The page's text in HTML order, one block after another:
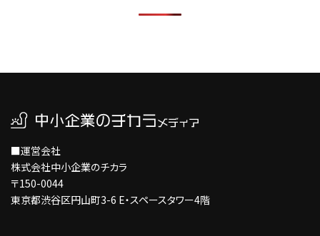
■運営会社
株式会社中小企業のチカラ
〒150-0044
東京都渋谷区円山町3-6 E・スペースタワー4階